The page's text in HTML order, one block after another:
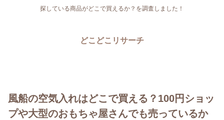
探している商品がどこで買えるか？を調査しました！
どこどこリサーチ
風船の空気入れはどこで買える？100円ショッ
プや大型のおもちゃ屋さんでも売っているか